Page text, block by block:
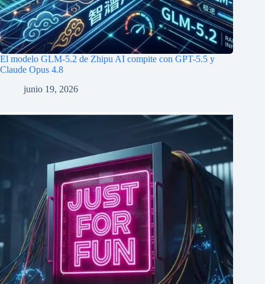
El modelo GLM-5.2 de Zhipu AI compite con GPT-5.5 y
Claude Opus 4.8
junio 19, 2026